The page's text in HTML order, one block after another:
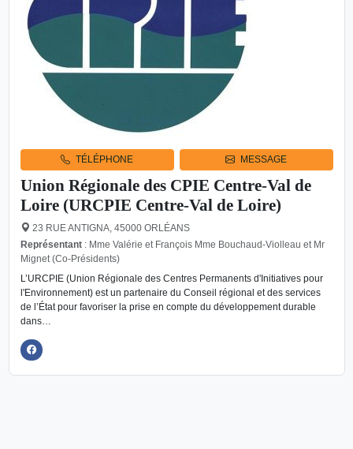
TÉLÉPHONE MESSAGE
Union Régionale des CPIE Centre-Val de
Loire (URCPIE Centre-Val de Loire)
23 RUE ANTIGNA, 45000 ORLÉANS
Représentant: Mme Valérie et François Mme Bouchaud-Violleau et Mr
Mignet (Co-Présidents)
L’URCPIE (Union Régionale des Centres Permanents d'Initiatives pour
l'Environnement) est un partenaire du Conseil régional et des services
de l’État pour favoriser la prise en compte du développement durable
dans…